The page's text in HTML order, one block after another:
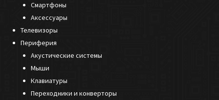
Смартфоны
Аксессуары
Телевизоры
Периферия
Акустические системы
Мыши
Клавиатуры
Переходники и конверторы